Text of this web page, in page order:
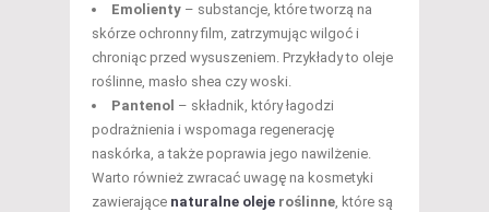
Emolienty – substancje, które tworzą na
skórze ochronny film, zatrzymując wilgoć i
chroniąc przed wysuszeniem. Przykłady to oleje
roślinne, masło shea czy woski.
Pantenol – składnik, który łagodzi
podrażnienia i wspomaga regenerację
naskórka, a także poprawia jego nawilżenie.
Warto również zwracać uwagę na kosmetyki
zawierające naturalne oleje roślinne, które są